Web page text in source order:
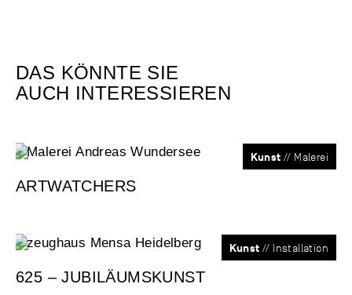
DAS KÖNNTE SIE
AUCH INTERESSIEREN
Kunst // Malerei
ARTWATCHERS
Kunst // Installation
625 – JUBILÄUMSKUNST